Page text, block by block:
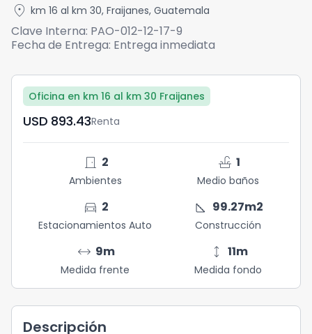
location_on km 16 al km 30, Fraijanes, Guatemala
Clave Interna: PAO-012-12-17-9
Fecha de Entrega: Entrega inmediata
Oficina en km 16 al km 30 Fraijanes
USD	893.43Renta
door_front 2
Ambientes
faucet 1
Medio baños
directions_car 2
Estacionamientos Auto
square_foot 99.27m2
Construcción
arrow_range 9m
Medida frente
height 11m
Medida fondo
Descripción